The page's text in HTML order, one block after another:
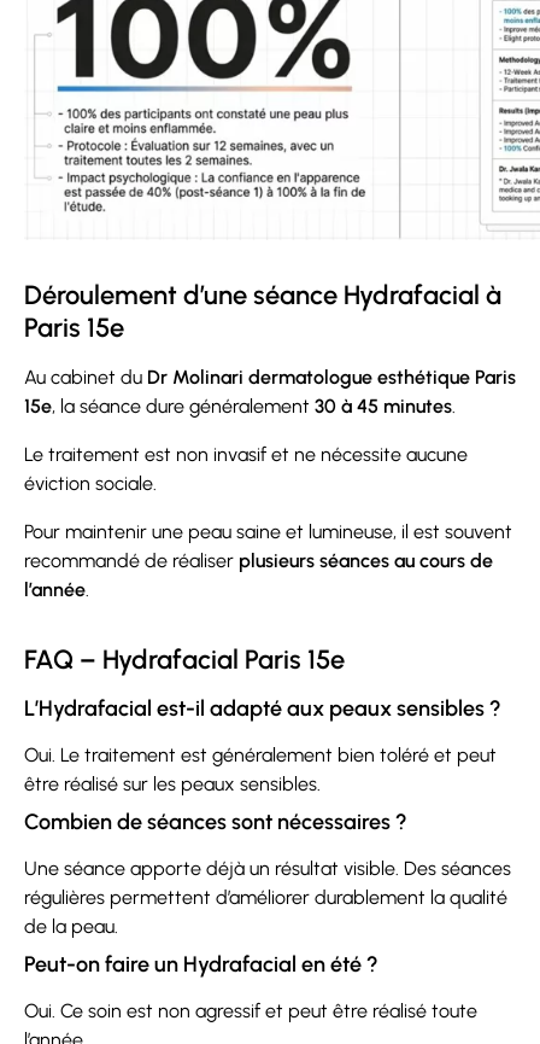
Déroulement d’une séance Hydrafacial à
Paris 15e
Au cabinet du Dr Molinari dermatologue esthétique Paris
15e, la séance dure généralement 30 à 45 minutes.
Le traitement est non invasif et ne nécessite aucune
éviction sociale.
Pour maintenir une peau saine et lumineuse, il est souvent
recommandé de réaliser plusieurs séances au cours de
l’année.
FAQ – Hydrafacial Paris 15e
L’Hydrafacial est-il adapté aux peaux sensibles ?
Oui. Le traitement est généralement bien toléré et peut
être réalisé sur les peaux sensibles.
Combien de séances sont nécessaires ?
Une séance apporte déjà un résultat visible. Des séances
régulières permettent d’améliorer durablement la qualité
de la peau.
Peut-on faire un Hydrafacial en été ?
Oui. Ce soin est non agressif et peut être réalisé toute